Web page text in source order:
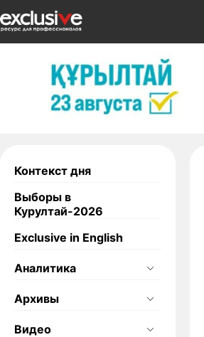
Контекст дня
Выборы в
Курултай-2026
Exclusive in English
Аналитика
Архивы
Видео